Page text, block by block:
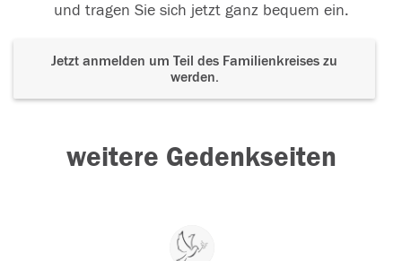
und tragen Sie sich jetzt ganz bequem ein.
Jetzt anmelden um Teil des Familienkreises zu
werden.
weitere Gedenkseiten